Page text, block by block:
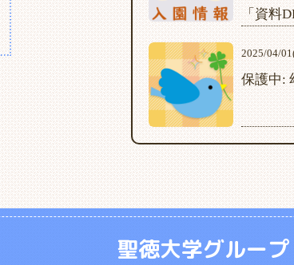
「資料
2025/04/
保護中:
聖徳大学グループ